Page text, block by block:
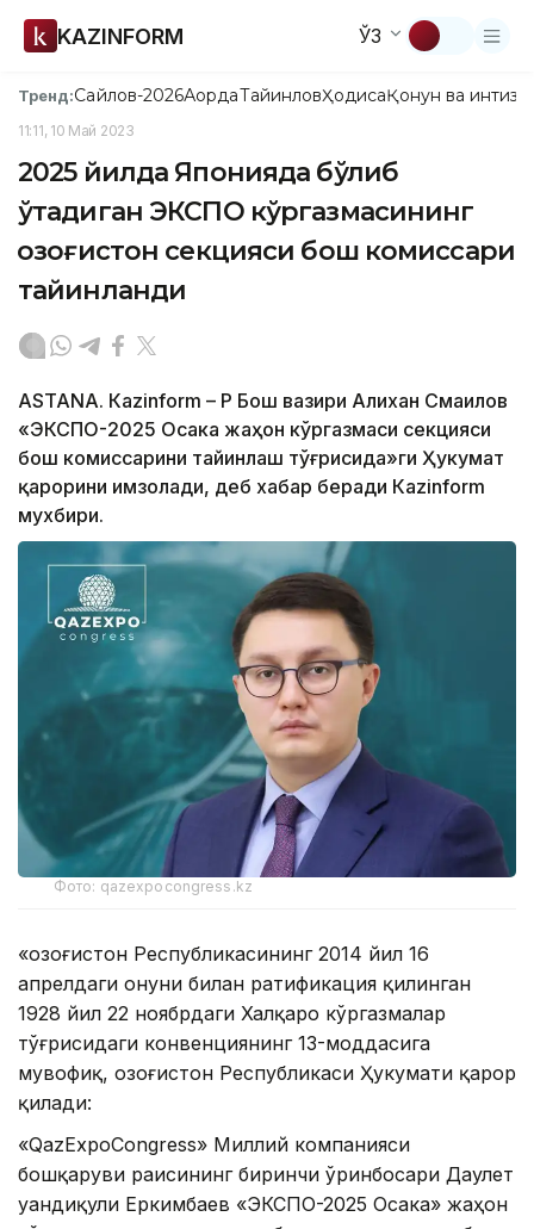
KAZINFORM ЎЗ
Тренд:Сайлов-2026АқордаТайинловҲодисаҚонун ва
11:11, 10 Май 2023
2025 йилда Японияда бўлиб
ўтадиган ЭКСПО кўргазмасининг
Қозоғистон секцияси бош комиссари
тайинланди
ASTANА. Кazinform – ҚР Бош вазири Алихан Смаилов
«ЭКСПО-2025 Осака жаҳон кўргазмаси секцияси
бош комиссарини тайинлаш тўғрисида»ги Ҳукумат
қарорини имзолади, деб хабар беради Кazinform
мухбири.
Фото: qazexpocongress.kz
«Қозоғистон Республикасининг 2014 йил 16
апрелдаги Қонуни билан ратификация қилинган
1928 йил 22 ноябрдаги Халқаро кўргазмалар
тўғрисидаги конвенциянинг 13-моддасига
мувофиқ, Қозоғистон Республикаси Ҳукумати қарор
қилади:
«QazExpoCongress» Миллий компанияси
бошқаруви раисининг биринчи ўринбосари Даулет
Қуандиқули Еркимбаев «ЭКСПО-2025 Осака» жаҳон